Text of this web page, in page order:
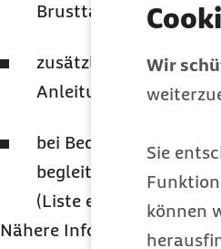
Wir
Sie
können
Brusttastmodelle
zusätzlich bei der
Anleitungskarte zur
bei Bedarf:
begleitenden Themen
(Liste einsehbar auf
Nähere Informationen zu